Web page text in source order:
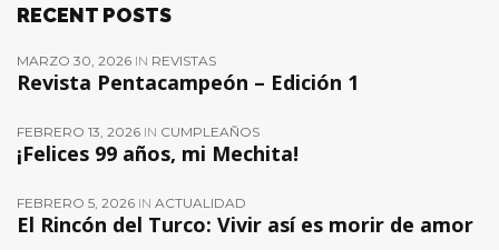
RECENT POSTS
MARZO 30, 2026 IN REVISTAS
Revista Pentacampeón – Edición 1
FEBRERO 13, 2026 IN CUMPLEAÑOS
¡Felices 99 años, mi Mechita!
FEBRERO 5, 2026 IN ACTUALIDAD
El Rincón del Turco: Vivir así es morir de amor